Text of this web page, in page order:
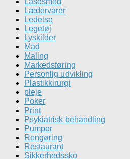
Lædervarer
Ledelse
Legetøj
Lyskilder
Mad
Maling
Markedsføring
Personlig udvikling
Plastikkirurgi
pleje
Poker
Print
Psykiatrisk behandling
Pumper
Rengøring
Restaurant
Sikkerhedssko